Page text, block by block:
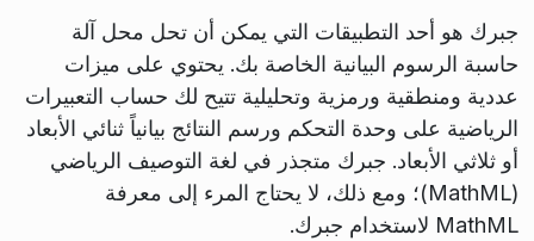
جبرك هو أحد التطبيقات التي يمكن أن تحل محل آلة
حاسبة الرسوم البيانية الخاصة بك. يحتوي على ميزات
عددية ومنطقية ورمزية وتحليلية تتيح لك حساب التعبيرات
الرياضية على وحدة التحكم ورسم النتائج بيانياً ثنائي الأبعاد
أو ثلاثي الأبعاد. جبرك متجذر في لغة التوصيف الرياضي
(MathML)؛ ومع ذلك، لا يحتاج المرء إلى معرفة
MathML لاستخدام جبرك.